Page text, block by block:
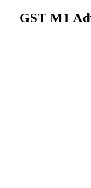
GST M1